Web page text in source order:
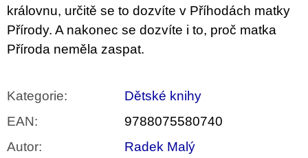
královnu, určitě se to dozvíte v Příhodách matky
Přírody. A nakonec se dozvíte i to, proč matka
Příroda neměla zaspat.
Kategorie:
Dětské knihy
EAN:
9788075580740
Autor: Radek Malý